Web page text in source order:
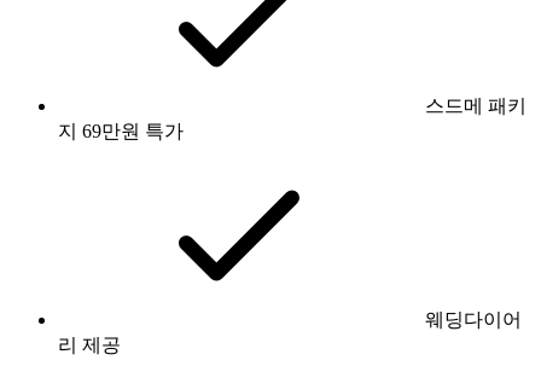
스드메 패키
지 69만원 특가
웨딩다이어
리 제공